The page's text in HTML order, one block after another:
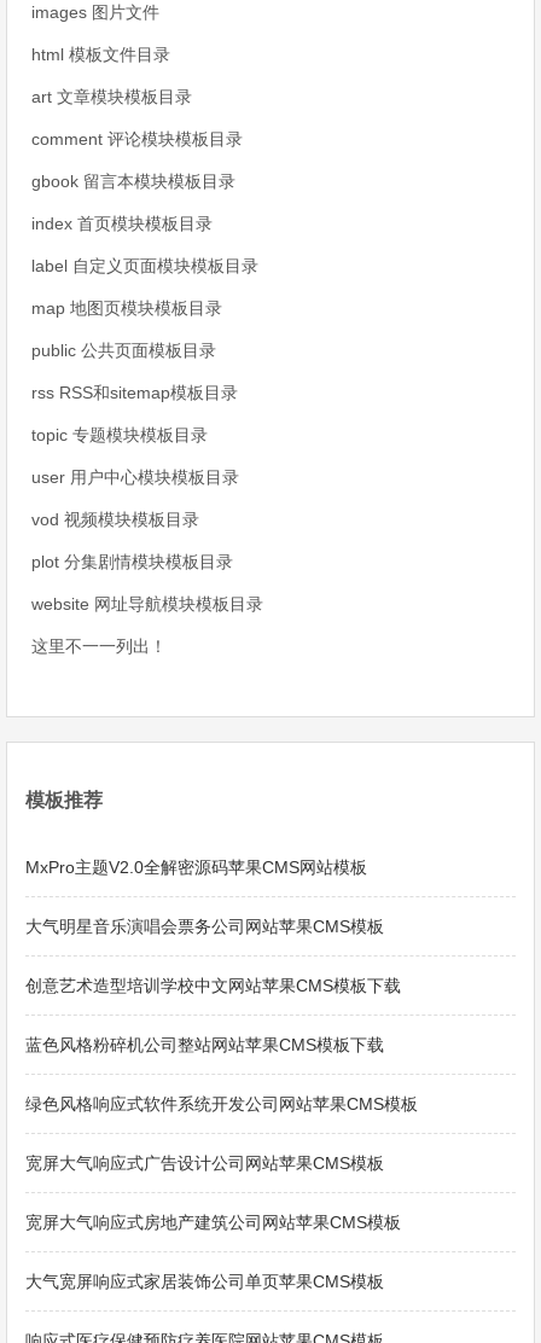
images 图片文件
html 模板文件目录
art 文章模块模板目录
comment 评论模块模板目录
gbook 留言本模块模板目录
index 首页模块模板目录
label 自定义页面模块模板目录
map 地图页模块模板目录
public 公共页面模板目录
rss RSS和sitemap模板目录
topic 专题模块模板目录
user 用户中心模块模板目录
vod 视频模块模板目录
plot 分集剧情模块模板目录
website 网址导航模块模板目录
这里不一一列出！
模板推荐
MxPro主题V2.0全解密源码苹果CMS网站模板
大气明星音乐演唱会票务公司网站苹果CMS模板
创意艺术造型培训学校中文网站苹果CMS模板下载
蓝色风格粉碎机公司整站网站苹果CMS模板下载
绿色风格响应式软件系统开发公司网站苹果CMS模板
宽屏大气响应式广告设计公司网站苹果CMS模板
宽屏大气响应式房地产建筑公司网站苹果CMS模板
大气宽屏响应式家居装饰公司单页苹果CMS模板